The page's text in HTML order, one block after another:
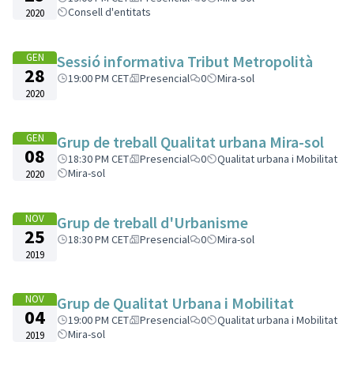
2020
Consell d'entitats
GEN
28
2020
Sessió informativa Tribut Metropolità
19:00 PM CET Presencial 0 Mira-sol
GEN
08
2020
Grup de treball Qualitat urbana Mira-sol
18:30 PM CET Presencial 0
Qualitat urbana i Mobilitat
Mira-sol
NOV
25
2019
Grup de treball d'Urbanisme
18:30 PM CET Presencial 0 Mira-sol
NOV
04
2019
Grup de Qualitat Urbana i Mobilitat
19:00 PM CET Presencial 0
Qualitat urbana i Mobilitat
Mira-sol